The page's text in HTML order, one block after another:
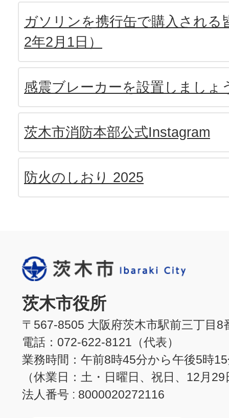
ガソリンを携行缶で購入される
2年2月1日）
感震ブレーカーを設置しましょ
茨木市消防本部公式Instagram
防火のしおり 2025
茨木市役所
〒567-8505 大阪府茨木市駅前三丁目8
電話：072-622-8121（代表）
業務時間：午前8時45分から午後5時
（休業日：土・日曜日、祝日、12月
法人番号 : 8000020272116